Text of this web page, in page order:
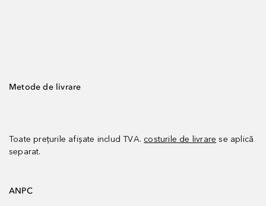
Metode de livrare
Toate prețurile afișate includ TVA. costurile de livrare se aplică
separat.
ANPC